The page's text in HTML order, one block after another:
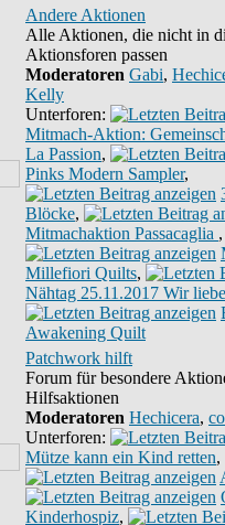
Andere Aktionen
Alle Aktionen, die nicht in
Aktionsforen passen
Moderatoren Gabi,
Kelly
Unterforen:
Mitmach-Aktion:
La Passion,
Pinks Modern Sampler,
Blöcke,
Mitmachaktion Passacaglia ,
Millefiori Quilts,
Nähtag 25.11.2017 Wir
Awakening Quilt
Patchwork hilft
Forum für besondere
Hilfsaktionen
Moderatoren Hechicera,
Unterforen:
Mütze kann ein Kind retten,
Kinderhospiz,